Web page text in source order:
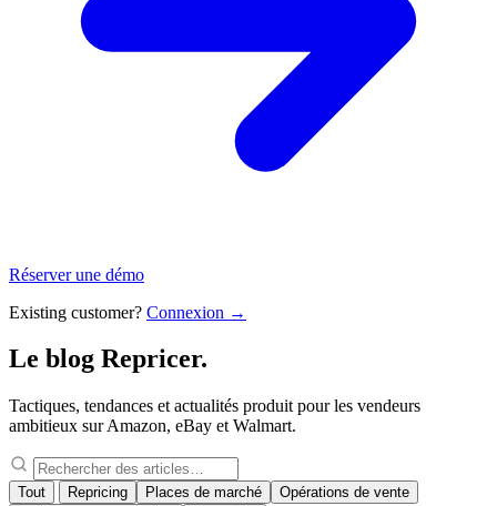
Réserver une démo
Existing customer? Connexion →
Le blog Repricer.
Tactiques, tendances et actualités produit pour les vendeurs
ambitieux sur Amazon, eBay et Walmart.
Tout Repricing Places de marché
Opérations de vente